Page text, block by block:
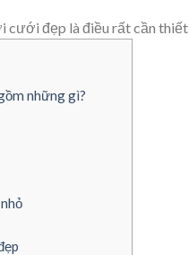
cưới đẹp là điều rất cần thiết
những gì?